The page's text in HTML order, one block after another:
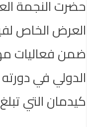
حضرت النجمة
ضمن فعاليات
كيدمان التي